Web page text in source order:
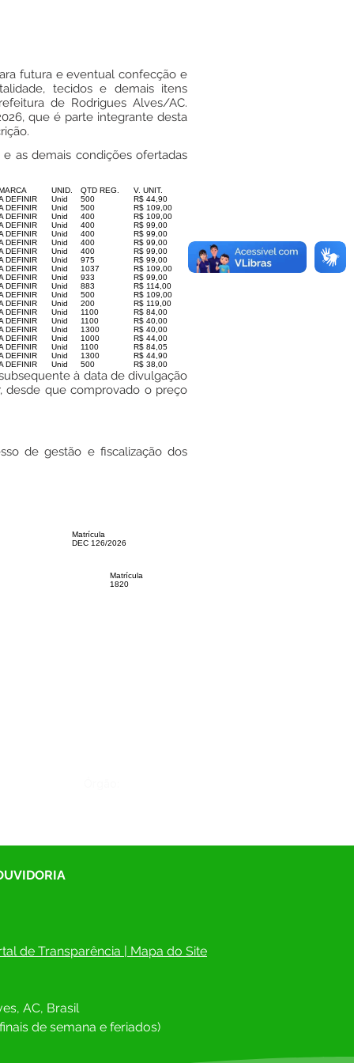
futura e eventual confecção e
tecidos e demais itens
de Rodrigues Alves/AC.
que é parte integrante desta
as demais condições ofertadas
UNID. QTD REG.
V. UNIT.
DEFINIR Unid 500
R$ 44,90
DEFINIR Unid 500
R$ 109,00
DEFINIR Unid 400
R$ 109,00
DEFINIR Unid 400
R$ 99,00
DEFINIR Unid 400
R$ 99,00
DEFINIR Unid 400
R$ 99,00
DEFINIR Unid 400
R$ 99,00
DEFINIR Unid 975
R$ 99,00
DEFINIR Unid 1037
R$ 109,00
DEFINIR Unid 933
R$ 99,00
DEFINIR Unid 883
R$ 114,00
DEFINIR Unid 500
R$ 109,00
DEFINIR Unid 200
R$ 119,00
DEFINIR Unid 1100
R$ 84,00
DEFINIR Unid 1100
R$ 40,00
DEFINIR Unid 1300
R$ 40,00
DEFINIR Unid 1000
R$ 44,00
DEFINIR Unid 1100
R$ 84,05
DEFINIR Unid 1300
R$ 44,90
DEFINIR Unid 500 R$ 38,00
à data de divulgação
desde que comprovado o preço
de gestão e fiscalização dos
Matrícula
DEC 126/2026
Matrícula
1820
de Transparência | Mapa do Site
AC, Brasil
de semana e feriados)